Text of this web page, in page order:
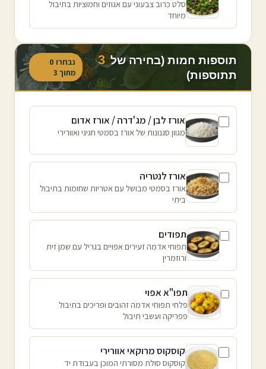
סלט כרוב צבעוני עם אגוזים וחמוציות בתיבול
מיוחד
תוספות חמות (בחירה של 3
תתוספות)
נבחרו 0
מתוך 3
אורז לבן / מג'דרה / אורז אדום
מגוון סגנונות של אורז בסמטי חגיגי ואוורירי
אורז לנטריה
אורז בסמטי מבושל עם אטריות שחומות בתיבול
ביתי
תפודים
תפוחי אדמה זעירים אפויים בגריל עם שמן זית
ורוזמרין
תפו"א אפוי
פלחי תפוחי אדמה זהובים ופריכים בתיבול
פפריקה ועשבי תיבול
קוסקוס מרוקאי אוורירי
קוסקוס סולת מסורתי המוכן בעבודת יד